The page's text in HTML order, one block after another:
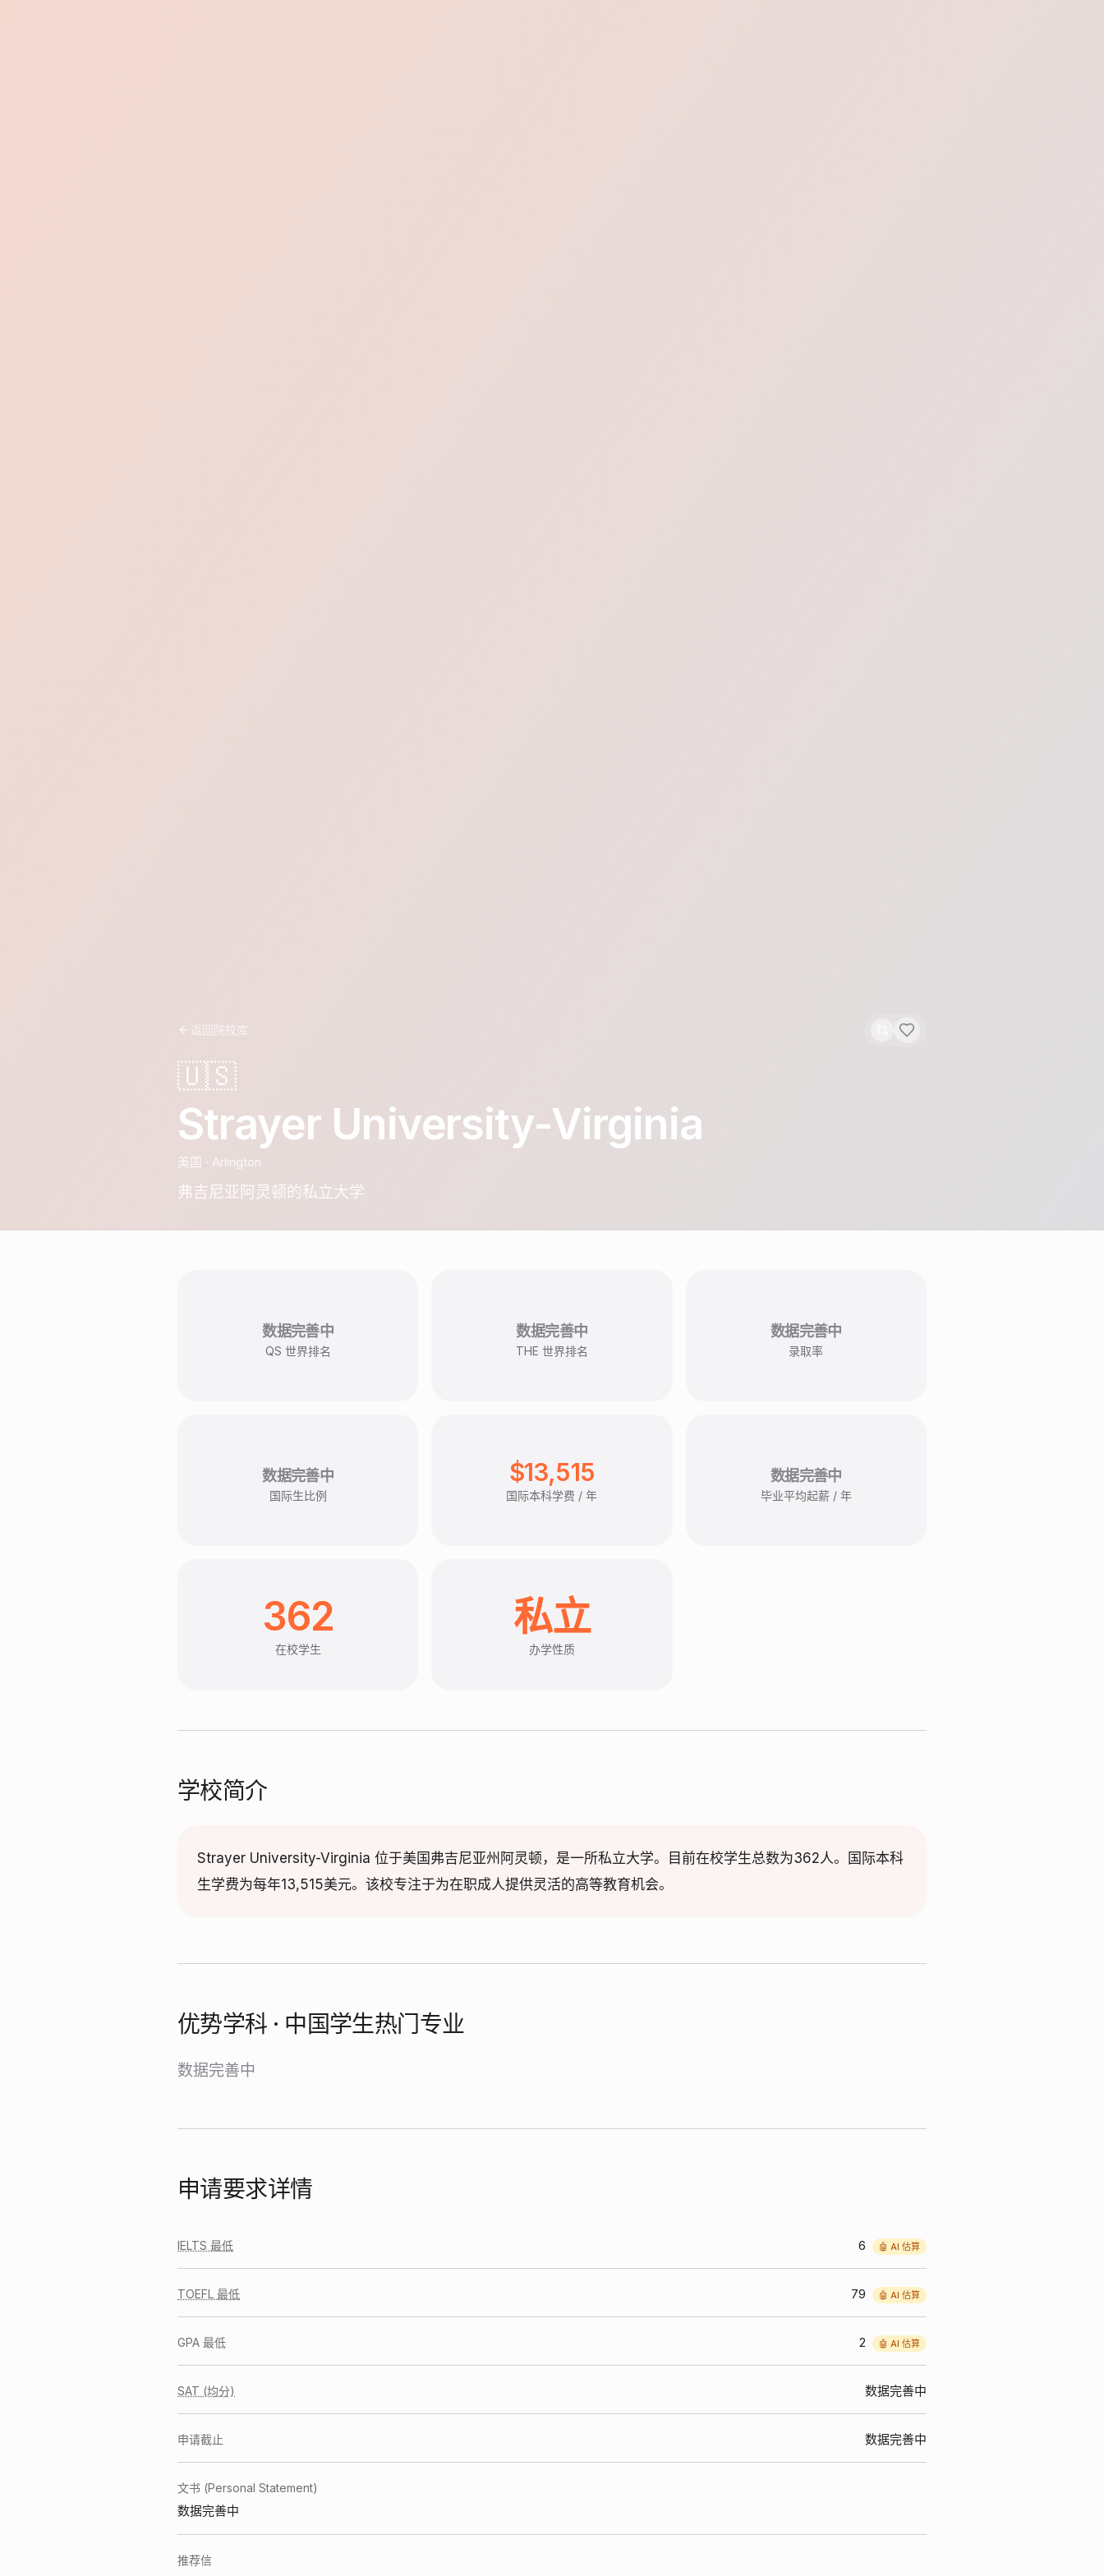
返回院校库
🇺🇸
Strayer University-Virginia
美国 · Arlington
弗吉尼亚阿灵顿的私立大学
数据完善中
QS 世界排名
数据完善中
THE 世界排名
数据完善中
录取率
数据完善中
国际生比例
$13,515
国际本科学费 / 年
数据完善中
毕业平均起薪 / 年
362
在校学生
私立
办学性质
学校简介
Strayer University-Virginia 位于美国弗吉尼亚州阿灵顿，是一所私立大学。目前在校学生总数为362人。国际本科
生学费为每年13,515美元。该校专注于为在职成人提供灵活的高等教育机会。
优势学科 · 中国学生热门专业
数据完善中
申请要求详情
IELTS 最低 6 🤖 AI 估算
TOEFL 最低 79 🤖 AI 估算
GPA 最低 2 🤖 AI 估算
SAT (均分) 数据完善中
申请截止 数据完善中
文书 (Personal Statement)
数据完善中
推荐信